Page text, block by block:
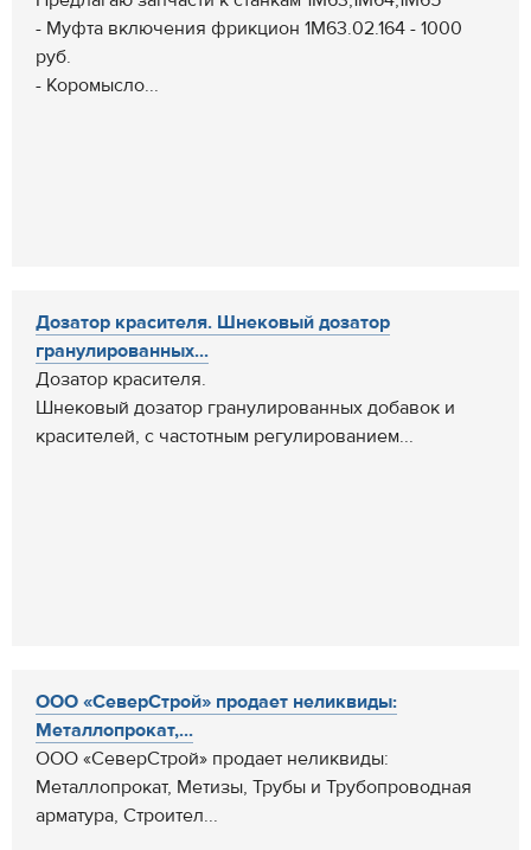
- Муфта включения фрикцион 1М63.02.164 - 1000
руб.
- Коромысло...
Дозатор красителя. Шнековый дозатор
гранулированных...
Дозатор красителя.
Шнековый дозатор гранулированных добавок и
красителей, с частотным регулированием...
ООО «СеверСтрой» продает неликвиды:
Металлопрокат,...
ООО «СеверСтрой» продает неликвиды:
Металлопрокат, Метизы, Трубы и Трубопроводная
арматура, Строител...